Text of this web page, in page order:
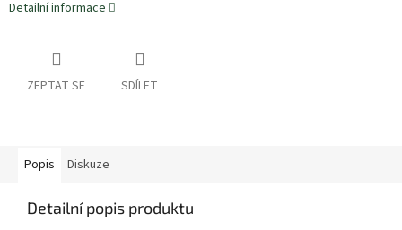
Detailní informace
ZEPTAT SE SDÍLET
Popis Diskuze
Detailní popis produktu